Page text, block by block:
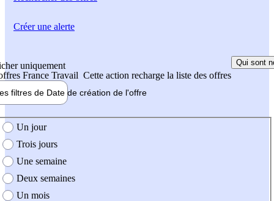
uniquement
France Travail Cette action recharge la liste des offres
Qui sont
filtres de Date de création de l'offre
création de l'offre
Un jour
Trois jours
Une semaine
Deux semaines
Un mois
Créer une alerte